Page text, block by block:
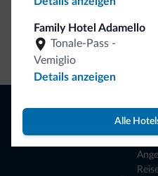
Family Hotel Adamello
Tonale-Pass -
Vemiglio
Details anzeigen
Alle
Hotels